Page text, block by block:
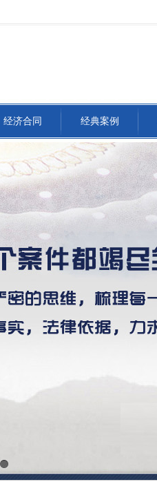
经济合同 经典案例
3